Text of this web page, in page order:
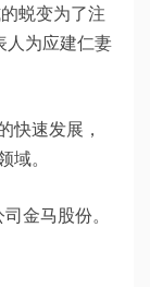
蜕变为了注
人为应建仁妻
快速发展，
域。
金马股份。